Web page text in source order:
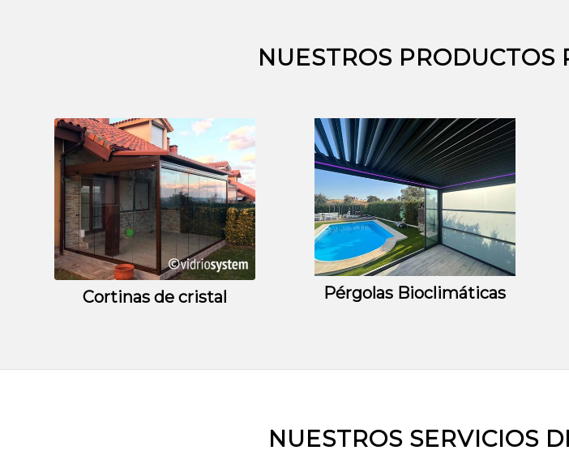
NUESTROS PRODUCTOS
Cortinas de cristal Pérgolas Bioclimáticas
NUESTROS SERVICIOS